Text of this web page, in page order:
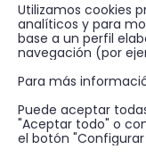
Utilizamos cookies
analíticos y para
base a un perfil
navegación (por
Para más
Puede aceptar
"Aceptar todo" o
el botón "Configurar